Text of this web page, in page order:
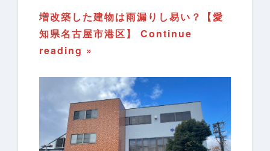
増改築した建物は雨漏りし易い？【愛
知県名古屋市港区】
Continue
reading »